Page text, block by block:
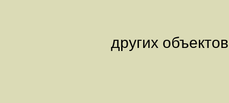
других объектов